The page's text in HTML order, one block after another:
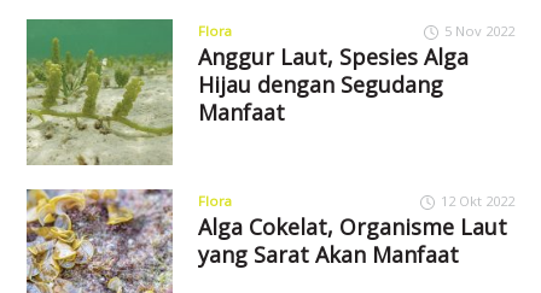
Flora 5 Nov 2022
Anggur Laut, Spesies Alga
Hijau dengan Segudang
Manfaat
Flora 12 Okt 2022
Alga Cokelat, Organisme Laut
yang Sarat Akan Manfaat